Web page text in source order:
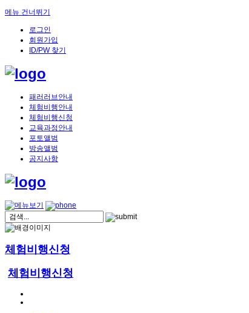
메뉴 건너뛰기
로그인
회원가입
ID/PW 찾기
패러러브안내
체험비행안내
체험비행신청
교육과정안내
포토앨범
방송앨범
공지사항
체험비행신청
체험비행신청